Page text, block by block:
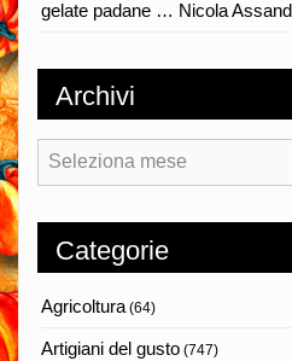
gelate padane … Nicola
Archivi
Archivi
Categorie
Agricoltura(64)
Artigiani del gusto (747)